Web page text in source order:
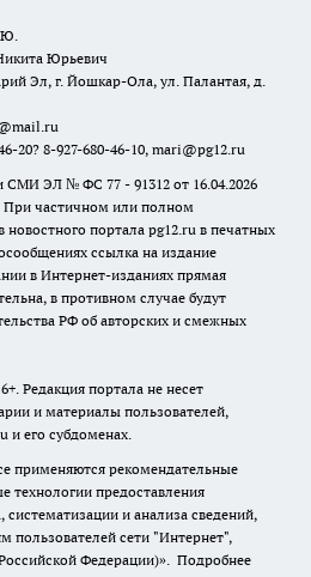
Юрьевич
Эл, г. Йошкар-Ола, ул. Палантая, д.
20? 8-927-680-46-10, mari@pg12.ru
СМИ ЭЛ № ФС 77 - 91312 от 16.04.2026
частичном или полном
портала pg12.ru в печатных
ссылка на издание
в Интернет-изданиях прямая
в противном случае будут
РФ об авторских и смежных
Редакция портала не несет
и материалы пользователей,
и его субдоменах.
применяются рекомендательные
технологии предоставления
и анализа сведений,
пользователей сети "Интернет",
Федерации)». Подробнее